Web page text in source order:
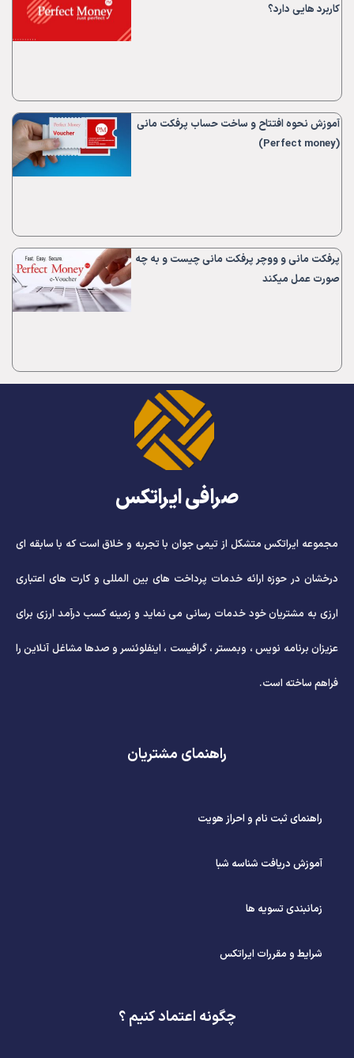
کاربرد هایی دارد؟
آموزش نحوه افتتاح و ساخت حساب پرفکت مانی
(Perfect money)
پرفکت مانی و ووچر پرفکت مانی چیست و به چه
صورت عمل میکند
صرافی ایراتکس
مجموعه ایراتکس متشکل از تیمی جوان با تجربه و خلاق است که با سابقه ای
درخشان در حوزه ارائه خدمات پرداخت های بین المللی و کارت های اعتباری
ارزی به مشتریان خود خدمات رسانی می نماید و زمینه کسب درآمد ارزی برای
عزیزان برنامه نویس ، وبمستر ، گرافیست ، اینفلوئنسر و صدها مشاغل آنلاین را
فراهم ساخته است.
راهنمای مشتریان
راهنمای ثبت نام و احراز هویت
آموزش دریافت شناسه شبا
زمانبندی تسویه ها
شرایط و مقررات ایراتکس
چگونه اعتماد کنیم ؟